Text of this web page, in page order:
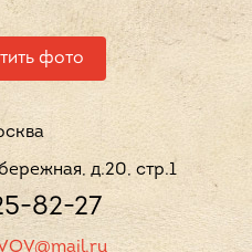
фото
д.20, стр.1
82-27